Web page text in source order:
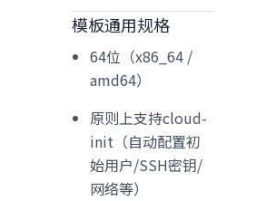
模板通用规格
64位（x86_64 /
amd64）
原则上支持cloud-
init（自动配置初
始用户/SSH密钥/
网络等）